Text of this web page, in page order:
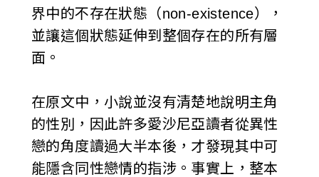
界中的不存在狀態（non-existence），
並讓這個狀態延伸到整個存在的所有層
面。
在原文中，小說並沒有清楚地說明主角
的性別，因此許多愛沙尼亞讀者從異性
戀的角度讀過大半本後，才發現其中可
能隱含同性戀情的指涉。事實上，整本